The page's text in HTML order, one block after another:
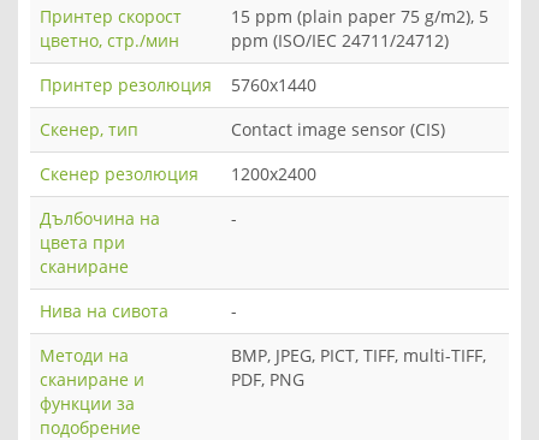
Принтер скорост
цветно, стр./мин
15 ppm (plain paper 75 g/m2), 5
ppm (ISO/IEC 24711/24712)
Принтер резолюция
5760x1440
Скенер, тип
Contact image sensor (CIS)
Скенер резолюция
1200x2400
Дълбочина на
цвета при
сканиране
-
Нива на сивота
-
Методи на
сканиране и
функции за
подобрение
BMP, JPEG, PICT, TIFF, multi-TIFF,
PDF, PNG